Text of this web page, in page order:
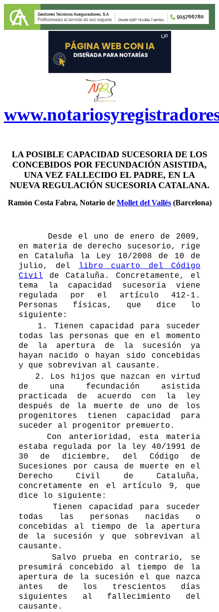
LA POSIBLE CAPACIDAD SUCESORIA DE LOS
CONCEBIDOS POR FECUNDACIÓN ASISTIDA,
UNA VEZ FALLECIDO EL PADRE, EN LA
NUEVA REGULACIÓN SUCESORIA CATALANA.
Ramón Costa Fabra, Notario de Mollet del Vallés(Barcelona)
Desde el uno de enero de 2009,
en materia de derecho sucesorio, rige
en Cataluña la Ley 10/2008 de 10 de
julio, del
libro cuarto del Código
Civil de Cataluña. Concretamente, el
tema la capacidad sucesoria viene
regulada por el artículo 412-1.
Personas físicas, que dice lo
siguiente:
1. Tienen capacidad para suceder
todas las personas que en el momento
de la apertura de la sucesión ya
hayan nacido o hayan sido concebidas
y que sobrevivan al causante.
2. Los hijos que nazcan en virtud
de una fecundación asistida
practicada de acuerdo con la ley
después de la muerte de uno de los
progenitores tienen capacidad para
suceder al progenitor premuerto.
Con anterioridad, esta materia
estaba regulada por la ley 40/1991 de
30 de diciembre, del Código de
Sucesiones por causa de muerte en el
Derecho Civil de Cataluña,
concretamente en el artículo 9, que
dice lo siguiente:
Tienen capacidad para suceder
todas las personas nacidas o
concebidas al tiempo de la apertura
de la sucesión y que sobrevivan al
causante.
Salvo prueba en contrario, se
presumirá concebido al tiempo de la
apertura de la sucesión el que nazca
antes de los trescientos días
siguientes al fallecimiento del
causante.